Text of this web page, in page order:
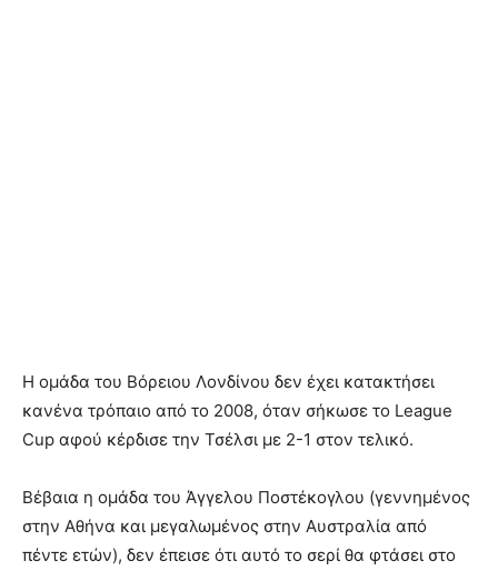
Η ομάδα του Βόρειου Λονδίνου δεν έχει κατακτήσει
κανένα τρόπαιο από το 2008, όταν σήκωσε το League
Cup αφού κέρδισε την Τσέλσι με 2-1 στον τελικό.
Βέβαια η ομάδα του Άγγελου Ποστέκογλου (γεννημένος
στην Αθήνα και μεγαλωμένος στην Αυστραλία από
πέντε ετών), δεν έπεισε ότι αυτό το σερί θα φτάσει στο